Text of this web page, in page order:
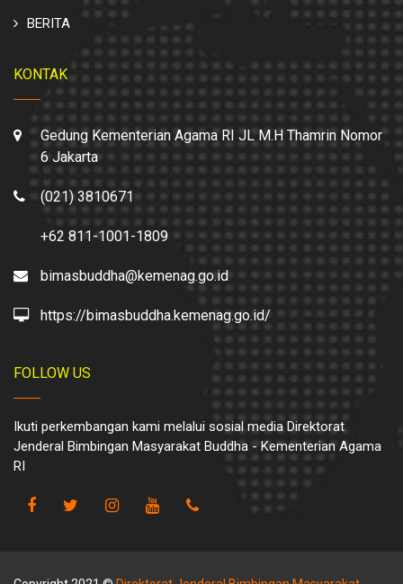
BERITA
KONTAK
Gedung Kementerian Agama RI JL M.H Thamrin Nomor
6 Jakarta
(021) 3810671
+62 811-1001-1809
bimasbuddha@kemenag.go.id
https://bimasbuddha.kemenag.go.id/
FOLLOW US
Ikuti perkembangan kami melalui sosial media Direktorat
Jenderal Bimbingan Masyarakat Buddha - Kementerian Agama
RI